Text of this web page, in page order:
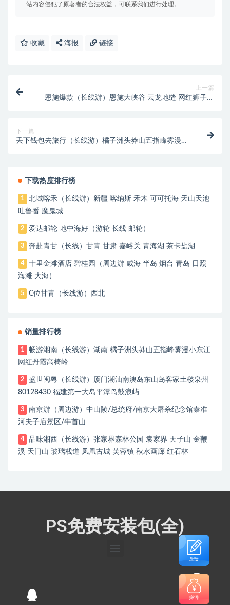
站内容侵犯了原著者的合法权益，可联系我们进行处理。
收藏 海报 链接
上一篇
恩施爆款（长线游）恩施大峡谷 云龙地缝 网红狮子关
下一篇
丢下钱包去旅行（长线游）橘子洲头莽山五指峰雾漫小
下载热度排行榜
1
北域喀禾（长线游）新疆 喀纳斯 禾木 可可托海 天山天池
吐鲁番 魔鬼城
2 爱达邮轮 地中海好（游轮 长线 邮轮）
3 奔赴青甘（长线）甘青 甘肃 嘉峪关 青海湖 茶卡盐湖
4
十里金滩酒店 碧桂园（周边游 威海 半岛 烟台 青岛 日照
海滩 大海）
5 C位甘青（长线游）西北
销量排行榜
1
畅游湘南（长线游）湖南 橘子洲头莽山五指峰雾漫小东江
网红丹霞高椅岭
2
盛世闽粤（长线游）厦门潮汕南澳岛东山岛客家土楼泉州
80128430 福建第一大岛平潭岛鼓浪屿
3
南京游（周边游）中山陵/总统府/南京大屠杀纪念馆秦准
河夫子庙景区/牛首山
4
品味湘西（长线游）张家界森林公园 袁家界 天子山 金鞭
溪 天门山 玻璃栈道 凤凰古城 芙蓉镇 秋水画廊 红石林
PS免费安装包(全)